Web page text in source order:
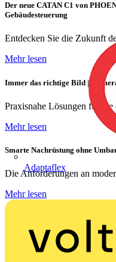
Adaptaflex
Der neue CATAN C1 von
Gebäudesteuerung
Entdecken Sie die Zukunft
Mehr lesen
Immer das richtige Bild |
Praxisnahe Lösungen für
Mehr lesen
Smarte Nachrüstung ohne
Die Anforderungen an
Mehr lesen